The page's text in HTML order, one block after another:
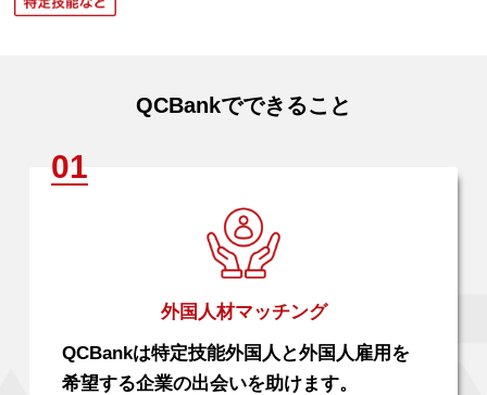
QCBankでできること
外国人材マッチング
QCBankは特定技能外国人と外国人雇用を
希望する企業の出会いを助けます。